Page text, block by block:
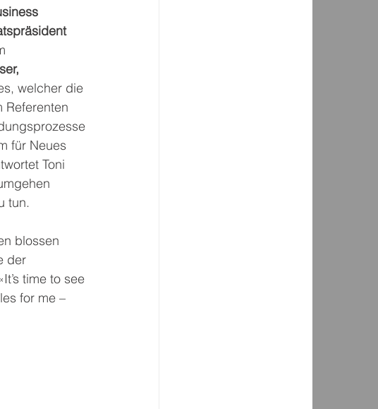
welcher die
Referenten
für Neues
Toni
tun.
blossen
der
time to see
for me –